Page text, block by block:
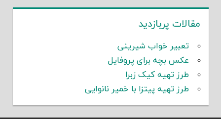
مقالات پربازدید
تعبیر خواب شیرینی
عکس بچه برای پروفایل
طرز تهیه کیک زبرا
طرز تهیه پیتزا با خمیر نانوایی